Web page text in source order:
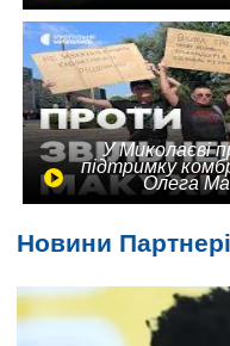
У Миколаєві
підтримку
Олега